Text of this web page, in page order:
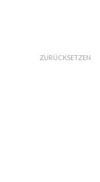
ZURÜCKSETZEN